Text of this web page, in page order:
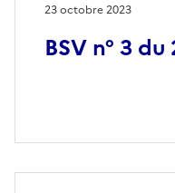
BSV n° 3
23 octobre 2023